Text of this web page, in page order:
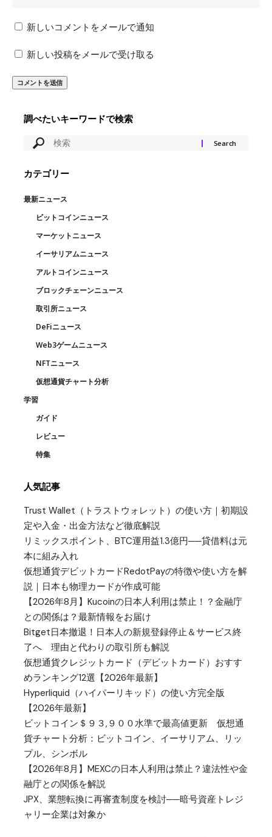
新しいコメントをメールで通知
新しい投稿をメールで受け取る
調べたいキーワードで検索
カテゴリー
最新ニュース
ビットコインニュース
マーケットニュース
イーサリアムニュース
アルトコインニュース
ブロックチェーンニュース
取引所ニュース
DeFiニュース
Web3ゲームニュース
NFTニュース
仮想通貨チャート分析
学習
ガイド
レビュー
特集
人気記事
Trust Wallet（トラストウォレット）の使い方｜初期設
定や入金・出金方法など徹底解説
リミックスポイント、BTC運用益1.3億円──貸借料は元
本に組み入れ
仮想通貨デビットカードRedotPayの特徴や使い方を解
説｜日本も物理カードが作成可能
【2026年8月】Kucoinの日本人利用は禁止！？金融庁
との関係は？最新情報をお届け
Bitget日本撤退！日本人の新規登録停止＆サービス終
了へ 理由と代わりの取引所も解説
仮想通貨クレジットカード（デビットカード）おすす
めランキング12選【2026年最新】
Hyperliquid（ハイパーリキッド）の使い方完全版
【2026年最新】
ビットコイン＄９３,９００水準で最高値更新 仮想通
貨チャート分析：ビットコイン、イーサリアム、リッ
プル、シンボル
【2026年8月】MEXCの日本人利用は禁止？違法性や金
融庁との関係を解説
JPX、業態転換に再審査制度を検討──暗号資産トレジ
ャリー企業は対象か